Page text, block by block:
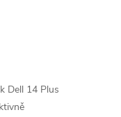
Dell 14 Plus